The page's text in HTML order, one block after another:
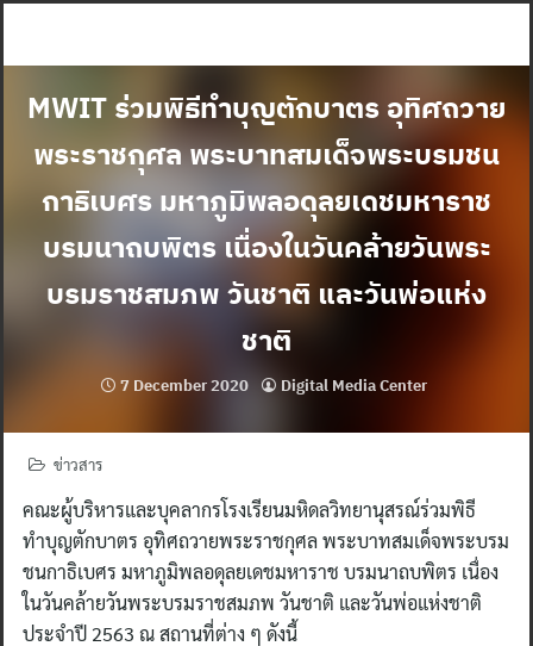
MWIT ร่วมพิธีทำบุญตักบาตร อุทิศถวาย
พระราชกุศล พระบาทสมเด็จพระบรมชน
กาธิเบศร มหาภูมิพลอดุลยเดชมหาราช
บรมนาถบพิตร เนื่องในวันคล้ายวันพระ
บรมราชสมภพ วันชาติ และวันพ่อแห่ง
ชาติ
7 December 2020 Digital Media Center
ข่าวสาร
คณะผู้บริหารและบุคลากรโรงเรียนมหิดลวิทยานุสรณ์ร่วมพิธี
ทำบุญตักบาตร อุทิศถวายพระราชกุศล พระบาทสมเด็จพระบรม
ชนกาธิเบศร มหาภูมิพลอดุลยเดชมหาราช บรมนาถบพิตร เนื่อง
ในวันคล้ายวันพระบรมราชสมภพ วันชาติ และวันพ่อแห่งชาติ
ประจำปี 2563 ณ สถานที่ต่าง ๆ ดังนี้